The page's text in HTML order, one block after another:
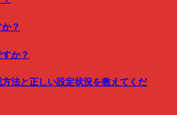
？
か？
法と正しい設定状況を教えてくだ